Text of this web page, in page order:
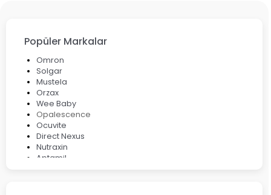
Popüler Markalar
Omron
Solgar
Mustela
Orzax
Wee Baby
Opalescence
Ocuvite
Direct Nexus
Nutraxin
Aptamil